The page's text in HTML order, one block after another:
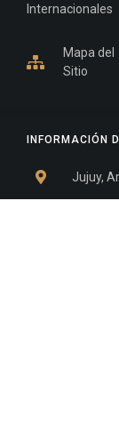
INFORMACIÓN
Jujuy,
Internacionales
Mapa del
Sitio